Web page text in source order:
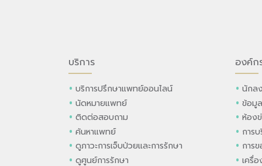
บริการ
บริการปรึกษาแพทย์ออนไลน์
นัดหมายแพทย์
ติดต่อสอบถาม
ค้นหาแพทย์
ดูภาวะการเจ็บป่วยและการรักษา
ดูศูนย์การรักษา
องค์ก
นักล
ข้อมู
ห้อง
การ
การ
เครื่